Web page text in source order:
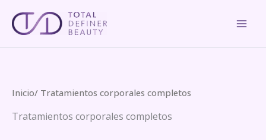
contenido
Inicio/ Tratamientos corporales completos
Tratamientos corporales completos